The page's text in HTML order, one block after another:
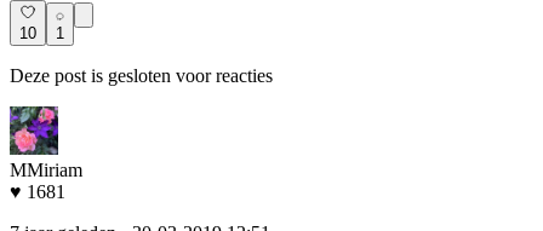
10 1
Deze post is gesloten voor reacties
MMiriam
♥ 1681